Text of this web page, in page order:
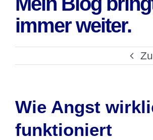
immer weiter.
Wie Angst
funktioniert